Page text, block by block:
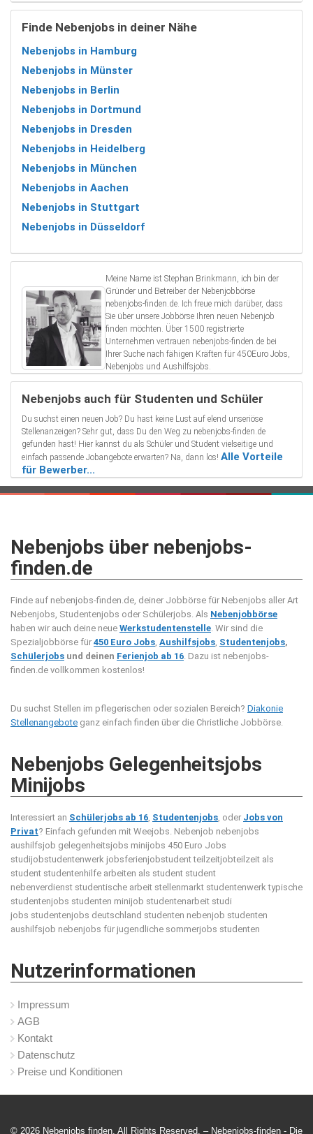
Finde Nebenjobs in deiner Nähe
Nebenjobs in Hamburg
Nebenjobs in Münster
Nebenjobs in Berlin
Nebenjobs in Dortmund
Nebenjobs in Dresden
Nebenjobs in Heidelberg
Nebenjobs in München
Nebenjobs in Aachen
Nebenjobs in Stuttgart
Nebenjobs in Düsseldorf
Meine Name ist Stephan Brinkmann, ich bin der
Gründer und Betreiber der Nebenjobbörse
nebenjobs-finden.de. Ich freue mich darüber, dass
Sie über unsere Jobbörse Ihren neuen Nebenjob
finden möchten. Über 1500 registrierte
Unternehmen vertrauen nebenjobs-finden.de bei
Ihrer Suche nach fähigen Kräften für 450Euro Jobs,
Nebenjobs und Aushilfsjobs.
Nebenjobs auch für Studenten und Schüler
Du suchst einen neuen Job? Du hast keine Lust auf elend unseriöse
Stellenanzeigen? Sehr gut, dass Du den Weg zu nebenjobs-finden.de
gefunden hast! Hier kannst du als Schüler und Student vielseitige und
einfach passende Jobangebote erwarten? Na, dann los! Alle Vorteile
für Bewerber...
Nebenjobs über nebenjobs-
finden.de
Finde auf nebenjobs-finden.de, deiner Jobbörse für Nebenjobs aller Art
Nebenjobs, Studentenjobs oder Schülerjobs. Als Nebenjobbörse
haben wir auch deine neue Werkstudentenstelle. Wir sind die
Spezialjobbörse für 450 Euro Jobs, Aushilfsjobs, Studentenjobs,
Schülerjobs und deinen Ferienjob ab 16. Dazu ist nebenjobs-
finden.de vollkommen kostenlos!
Du suchst Stellen im pflegerischen oder sozialen Bereich? Diakonie
Stellenangebote ganz einfach finden über die Christliche Jobbörse.
Nebenjobs Gelegenheitsjobs
Minijobs
Interessiert an Schülerjobs ab 16, Studentenjobs, oder Jobs von
Privat? Einfach gefunden mit Weejobs. Nebenjob nebenjobs
aushilfsjob gelegenheitsjobs minijobs 450 Euro Jobs
studijobstudentenwerk jobsferienjobstudent teilzeitjobteilzeit als
student studentenhilfe arbeiten als student student
nebenverdienst studentische arbeit stellenmarkt studentenwerk typische
studentenjobs studenten minijob studentenarbeit studi
jobs studentenjobs deutschland studenten nebenjob studenten
aushilfsjob nebenjobs für jugendliche sommerjobs studenten
Nutzerinformationen
Impressum
AGB
Kontakt
Datenschutz
Preise und Konditionen
© 2026 Nebenjobs finden. All Rights Reserved. – Nebenjobs-finden - Die